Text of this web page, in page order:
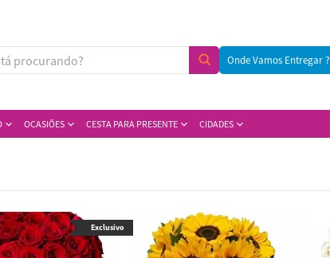
Onde Vamos Entregar ?
OCASIÕES CESTA PARA PRESENTE CIDADES
Exclusivo